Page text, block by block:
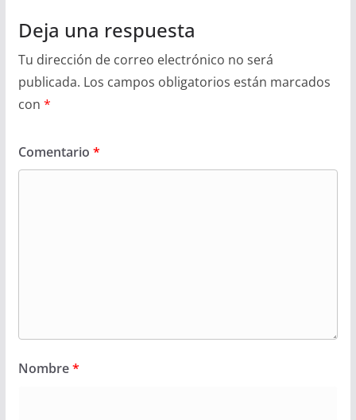
Deja una respuesta
Tu dirección de correo electrónico no será
publicada. Los campos obligatorios están marcados
con *
Comentario *
Nombre*